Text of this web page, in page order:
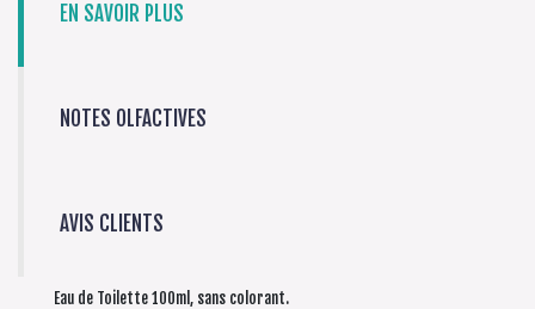
EN SAVOIR PLUS
NOTES OLFACTIVES
AVIS CLIENTS
Eau de Toilette 100ml, sans colorant.